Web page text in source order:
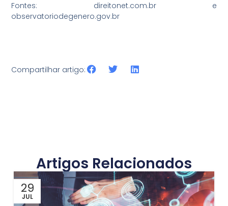
Fontes: direitonet.com.br e
observatoriodegenero.gov.br
Compartilhar artigo:
Artigos Relacionados
29
JUL